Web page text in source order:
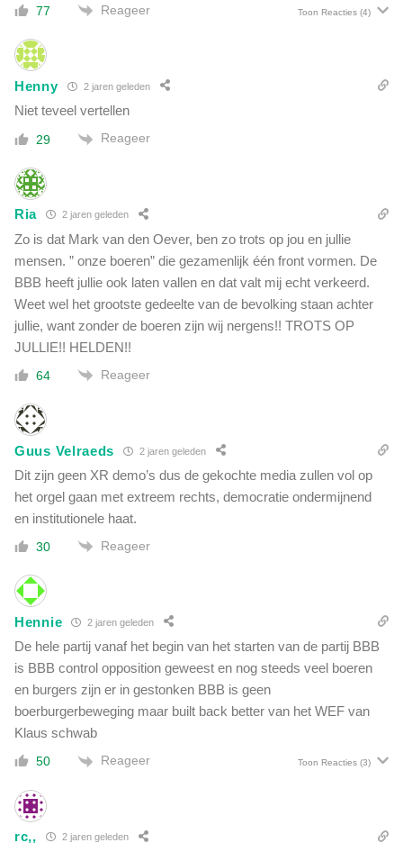
77 Reageer Toon Reacties (4)
Henny 2 jaren geleden
Niet teveel vertellen
29 Reageer
Ria 2 jaren geleden
Zo is dat Mark van den Oever, ben zo trots op jou en jullie
mensen. ” onze boeren” die gezamenlijk één front vormen. De
BBB heeft jullie ook laten vallen en dat valt mij echt verkeerd.
Weet wel het grootste gedeelte van de bevolking staan achter
jullie, want zonder de boeren zijn wij nergens!! TROTS OP
JULLIE!! HELDEN!!
64 Reageer
Guus Velraeds 2 jaren geleden
Dit zijn geen XR demo’s dus de gekochte media zullen vol op
het orgel gaan met extreem rechts, democratie ondermijnend
en institutionele haat.
30 Reageer
Hennie 2 jaren geleden
De hele partij vanaf het begin van het starten van de partij BBB
is BBB control opposition geweest en nog steeds veel boeren
en burgers zijn er in gestonken BBB is geen
boerburgerbeweging maar built back better van het WEF van
Klaus schwab
50 Reageer Toon Reacties (3)
rc,, 2 jaren geleden